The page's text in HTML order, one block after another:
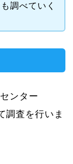
調べていく
ンター
調査を行いま